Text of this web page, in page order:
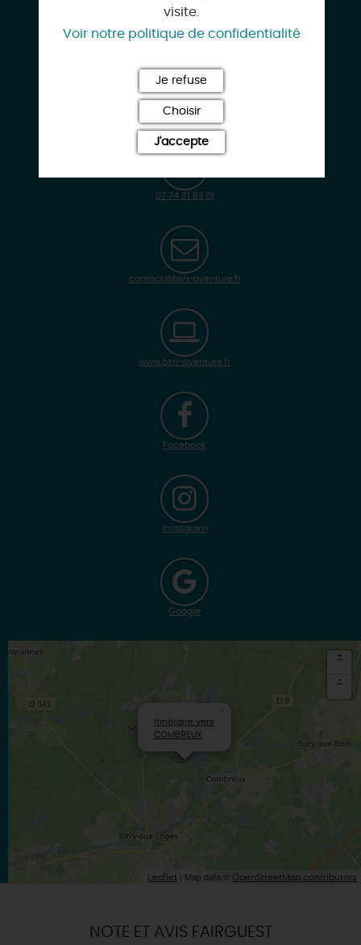
45530 COMBREUX
02 59 16 03 85
07 74 81 63 01
contact@bsn-aventure.fr
www.bsn-aventure.fr
Facebook
Instagram
Google
Itinéraire vers
COMBREUX
+
-
Leaflet | Map data © OpenStreetMap contributors
NOTE ET AVIS FAIRGUEST
visite.
Voir notre politique de confidentialité
Je refuse
Choisir
J'accepte